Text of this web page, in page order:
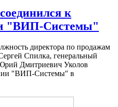
к
"ВИП-Системы"
директора по продажам
Спилка, генеральный
Дмитриевич Уколов
"ВИП-Системы" в